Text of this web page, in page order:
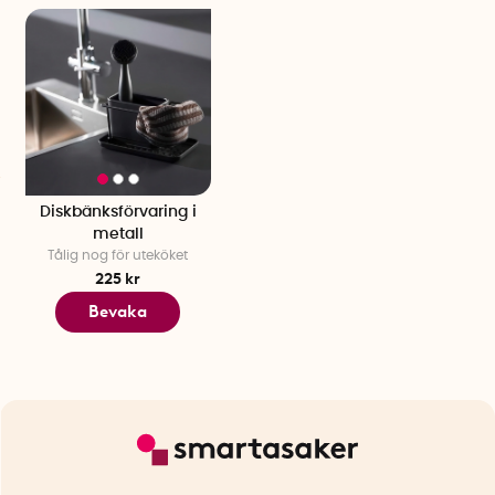
Diskbänksförvaring i
metall
Tålig nog för uteköket
225 kr
Bevaka